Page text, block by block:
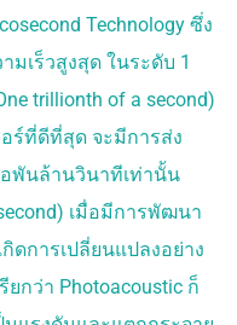
นๆ
ร้าง
ไขมัน
ไขมัน
แบบ
RICH
Technology ซึ่ง
มเร็วสูงสุด ในระดับ 1
trillionth of a second)
ร์ที่ดีที่สุด จะมีการส่ง
พันล้านวินาทีเท่านั้น
เมื่อมีการพัฒนา
ดการเปลี่ยนแปลงอย่าง
กว่า Photoacoustic ก็